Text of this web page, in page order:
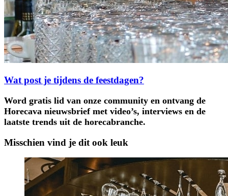
Wat post je tijdens de feestdagen?
Word gratis lid van onze community en ontvang de
Horecava nieuwsbrief met video’s, interviews en de
laatste trends uit de horecabranche.
Misschien vind je dit ook leuk